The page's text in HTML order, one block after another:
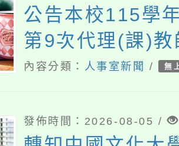
公告本校115學
第9次代理(課)
(尚有缺額)
內容分類： 人事室新聞 / 無
發佈時間：2026-08-05 /